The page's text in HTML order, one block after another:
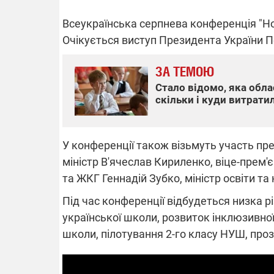
Всеукраїнська серпнева конференція
Очікується виступ Президента
ЗА ТЕМОЮ
Стало відомо, яка
скільки і куди
У конференції також візьмуть участь
міністр В'ячеслав Кириленко, віце-
та ЖКГ Геннадій Зубко, міністр освіти та
Під час конференції відбудеться низка
української школи, розвиток
школи, пілотування 2-го класу НУШ,
Частина споживачів у чотирьох
областях залишається без світла після
російських обстрілів
Готуйте павербанки: через аномальну
графіки відключень – подробиці
Нова
взялося за